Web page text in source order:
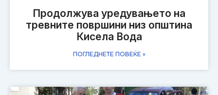
Продолжува уредувањето на
тревните површини низ општина
Кисела Вода
ПОГЛЕДНЕТЕ ПОВЕЌЕ »